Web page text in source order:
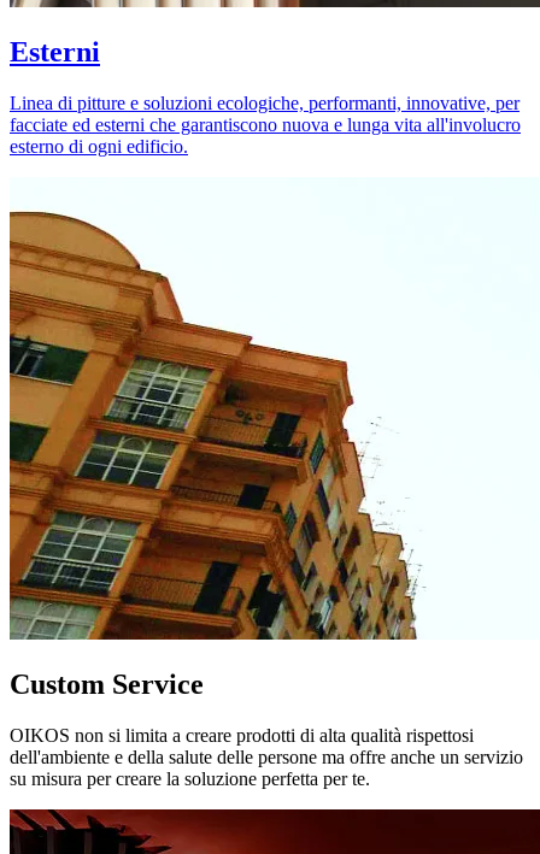
Esterni
Linea di pitture e soluzioni ecologiche, performanti, innovative, per
facciate ed esterni che garantiscono nuova e lunga vita all'involucro
esterno di ogni edificio.
Custom Service
OIKOS non si limita a creare prodotti di alta qualità rispettosi
dell'ambiente e della salute delle persone ma offre anche un servizio
su misura per creare la soluzione perfetta per te.